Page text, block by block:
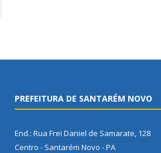
PREFEITURA DE SANTARÉM NOVO
End.: Rua Frei Daniel de Samarate, 128
Centro - Santarém Novo - PA